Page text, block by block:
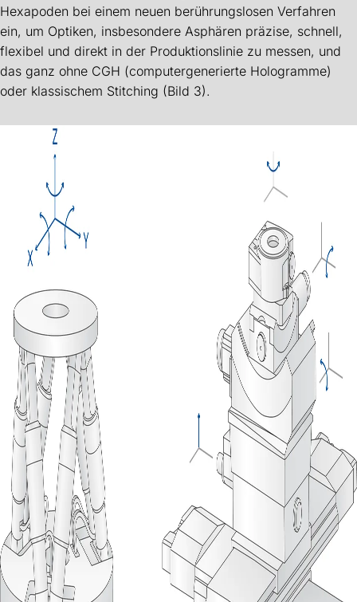
Hexapoden bei einem neuen berührungslosen Verfahren
ein, um Optiken, insbesondere Asphären präzise, schnell,
flexibel und direkt in der Produktionslinie zu messen, und
das ganz ohne CGH (computergenerierte Hologramme)
oder klassischem Stitching (Bild 3).